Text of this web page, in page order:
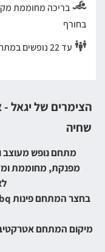
בריכה מחוממת
בחורף
עד 22 נופשים במתחם
הצימרים של יגאל
שחיה
מתחם נופש מעוצב
מפנקת, מחוממת
מיקום המתחם